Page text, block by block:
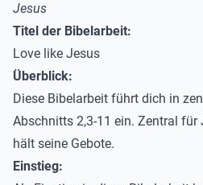
Jesus
Titel der Bibelarbeit:
Love like Jesus
Überblick:
Diese Bibelarbeit führt dich in
Abschnitts 2,3-11 ein. Zentral für
hält seine Gebote.
Einstieg: